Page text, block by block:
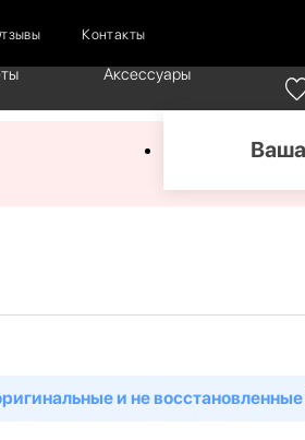
Контакты
Аксессуары
и не восстановленные